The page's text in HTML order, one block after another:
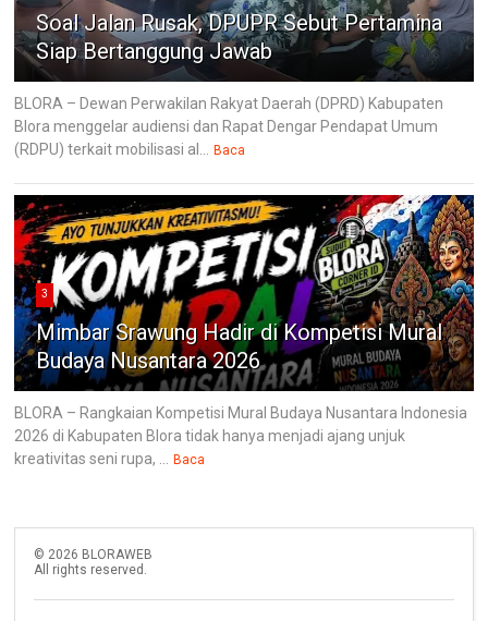
Soal Jalan Rusak, DPUPR Sebut Pertamina
Siap Bertanggung Jawab
BLORA – Dewan Perwakilan Rakyat Daerah (DPRD) Kabupaten
Blora menggelar audiensi dan Rapat Dengar Pendapat Umum
(RDPU) terkait mobilisasi al... Baca
3
Mimbar Srawung Hadir di Kompetisi Mural
Budaya Nusantara 2026
BLORA – Rangkaian Kompetisi Mural Budaya Nusantara Indonesia
2026 di Kabupaten Blora tidak hanya menjadi ajang unjuk
kreativitas seni rupa, ... Baca
© 2026 BLORAWEB
All rights reserved.